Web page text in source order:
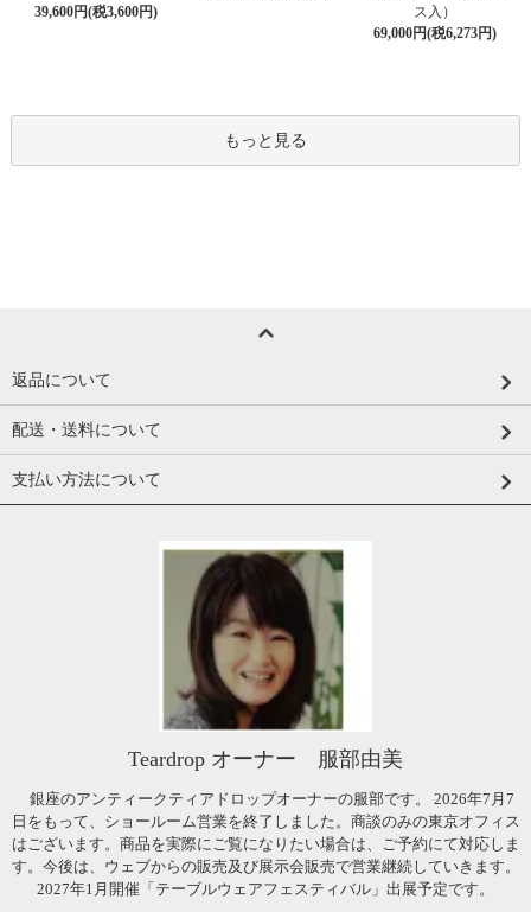
39,600円(税3,600円)
ス入）
69,000円(税6,273円)
もっと見る
返品について
配送・送料について
支払い方法について
Teardrop オーナー 服部由美
銀座のアンティークティアドロップオーナーの服部です。 2026年7月7
日をもって、ショールーム営業を終了しました。商談のみの東京オフィス
はございます。商品を実際にご覧になりたい場合は、ご予約にて対応しま
す。今後は、ウェブからの販売及び展示会販売で営業継続していきます。
2027年1月開催「テーブルウェアフェスティバル」出展予定です。